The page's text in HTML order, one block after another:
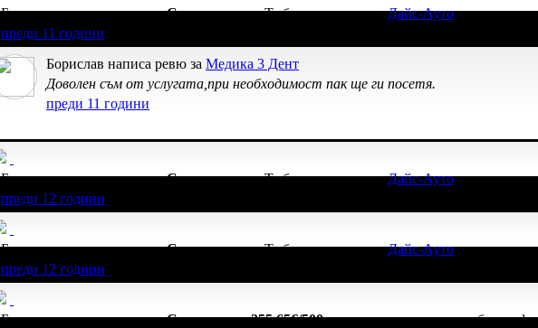
Борислав получава значкаСупер клиент. Тябеше връчена отДайс-Ауто, защото е
преди 11 години
Борислав написа ревю за Медика 3 Дент
Доволен съм от услугата,при необходимост пак ще ги посетя.
преди 11 години
Борислав получава значкаСупер клиент. Тябеше връчена отДайс-Ауто, защото е
преди 12 години
Борислав получава значкаСупер клиент. Тябеше връчена отДайс-Ауто, защото е
преди 12 години
Борислав получава значкаСпестих над 255.65€/500лв, защото докато си грабеше